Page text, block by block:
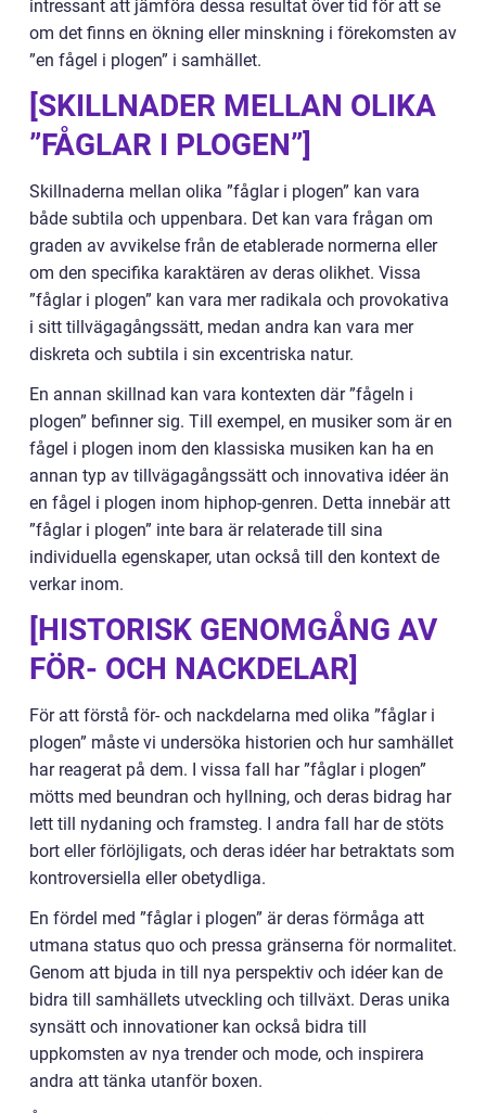
intressant att jämföra dessa resultat över tid för att se
om det finns en ökning eller minskning i förekomsten av
”en fågel i plogen” i samhället.
[SKILLNADER MELLAN OLIKA
”FÅGLAR I PLOGEN”]
Skillnaderna mellan olika ”fåglar i plogen” kan vara
både subtila och uppenbara. Det kan vara frågan om
graden av avvikelse från de etablerade normerna eller
om den specifika karaktären av deras olikhet. Vissa
”fåglar i plogen” kan vara mer radikala och provokativa
i sitt tillvägagångssätt, medan andra kan vara mer
diskreta och subtila i sin excentriska natur.
En annan skillnad kan vara kontexten där ”fågeln i
plogen” befinner sig. Till exempel, en musiker som är en
fågel i plogen inom den klassiska musiken kan ha en
annan typ av tillvägagångssätt och innovativa idéer än
en fågel i plogen inom hiphop-genren. Detta innebär att
”fåglar i plogen” inte bara är relaterade till sina
individuella egenskaper, utan också till den kontext de
verkar inom.
[HISTORISK GENOMGÅNG AV
FÖR- OCH NACKDELAR]
För att förstå för- och nackdelarna med olika ”fåglar i
plogen” måste vi undersöka historien och hur samhället
har reagerat på dem. I vissa fall har ”fåglar i plogen”
mötts med beundran och hyllning, och deras bidrag har
lett till nydaning och framsteg. I andra fall har de stöts
bort eller förlöjligats, och deras idéer har betraktats som
kontroversiella eller obetydliga.
En fördel med ”fåglar i plogen” är deras förmåga att
utmana status quo och pressa gränserna för normalitet.
Genom att bjuda in till nya perspektiv och idéer kan de
bidra till samhällets utveckling och tillväxt. Deras unika
synsätt och innovationer kan också bidra till
uppkomsten av nya trender och mode, och inspirera
andra att tänka utanför boxen.